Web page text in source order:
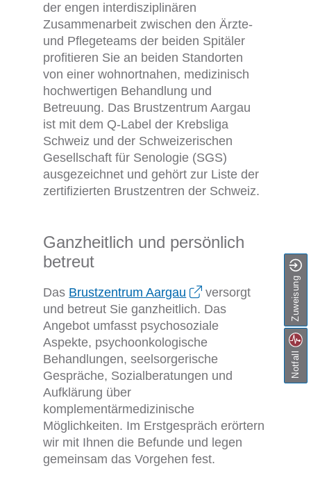
Zuweisung
Notfall
der engen interdisziplinären
Zusammenarbeit zwischen den Ärzte-
und Pflegeteams der beiden Spitäler
profitieren Sie an beiden Standorten
von einer wohnortnahen, medizinisch
hochwertigen Behandlung und
Betreuung. Das Brustzentrum Aargau
ist mit dem Q-Label der Krebsliga
Schweiz und der Schweizerischen
Gesellschaft für Senologie (SGS)
ausgezeichnet und gehört zur Liste der
zertifizierten Brustzentren der Schweiz.
Ganzheitlich und persönlich
betreut
Das Brustzentrum Aargau
versorgt
und betreut Sie ganzheitlich. Das
Angebot umfasst psychosoziale
Aspekte, psychoonkologische
Behandlungen, seelsorgerische
Gespräche, Sozialberatungen und
Aufklärung über
komplementärmedizinische
Möglichkeiten. Im Erstgespräch erörtern
wir mit Ihnen die Befunde und legen
gemeinsam das Vorgehen fest.